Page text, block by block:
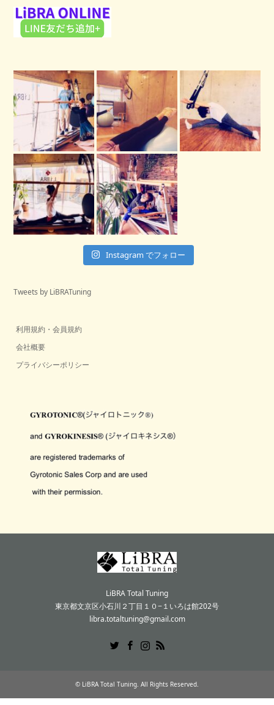
Instagram でフォロー
Tweets by LiBRATuning
利用規約・会員規約
会社概要
プライバシーポリシー
LiBRA Total Tuning
東京都文京区小石川２丁目１０−１いろは館202号
libra.totaltuning@gmail.com
© LiBRA Total Tuning. All Rights Reserved.